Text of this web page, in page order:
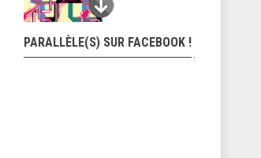
PARALLÈLE(S) SUR FACEBOOK !